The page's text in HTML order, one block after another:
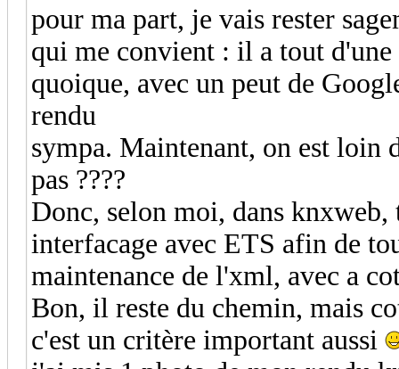
pour ma part, je vais rester
qui me convient : il a tout
quoique, avec un peut de
rendu
sympa. Maintenant, on est loin
pas ????
Donc, selon moi, dans
interfacage avec ETS afin de
maintenance de l'xml, avec a
Bon, il reste du chemin, mais
c'est un critère important aussi